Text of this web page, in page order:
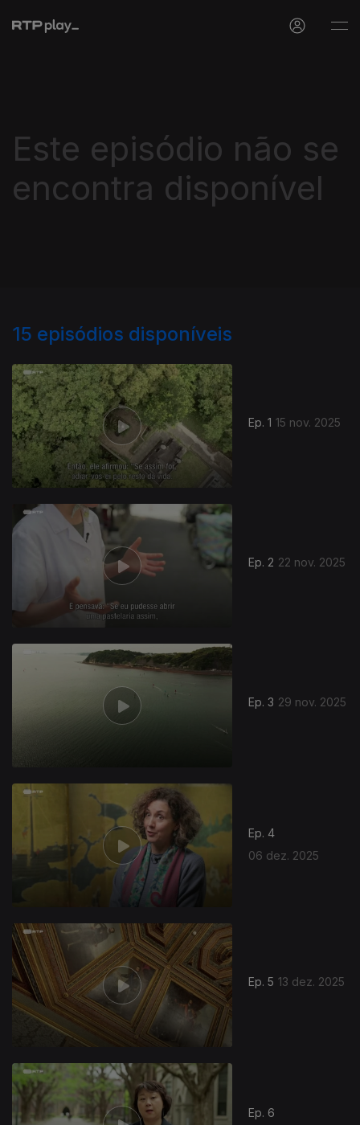
Este episódio não se
encontra disponível
15 episódios disponíveis
Ep. 1 15 nov. 2025
Ep. 2 22 nov. 2025
Ep. 3 29 nov. 2025
Ep. 4
06 dez. 2025
Ep. 5 13 dez. 2025
Ep. 6